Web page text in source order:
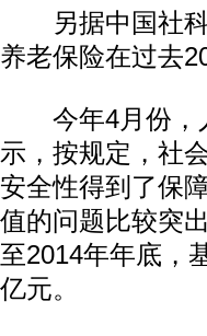
另据中国社科
养老保险在过去
今年4月份，人
示，按规定，社
安全性得到了保
值的问题比较突
至2014年年底，
亿元。